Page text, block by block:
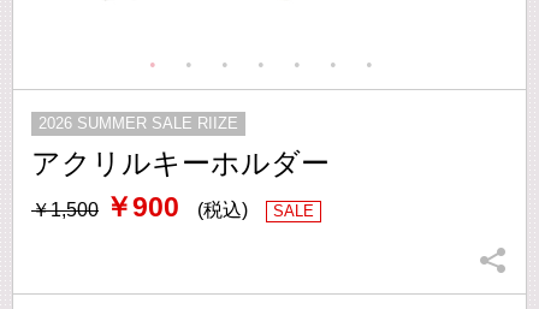
アクリルキーホルダー
￥1,500 ￥900 (税込) SALE
2026 SUMMER SALE RIIZE